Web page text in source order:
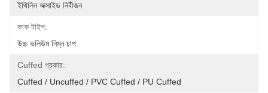
ইথিলিন অক্সাইড নির্বীজন
কাফ টাইপ:
উচ্চ ভলিউম নিম্ন চাপ
Cuffed প্রকার:
Cuffed / Uncuffed / PVC Cuffed / PU Cuffed